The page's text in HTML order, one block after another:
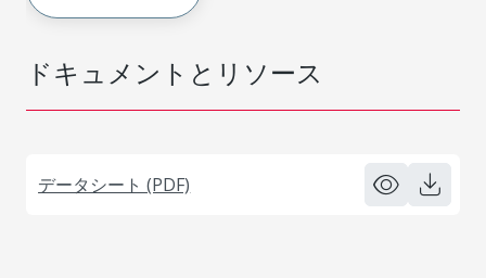
ドキュメントとリソース
データシート (PDF)